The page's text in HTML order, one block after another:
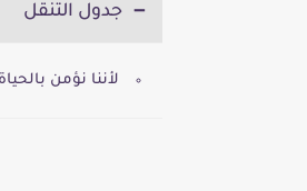
جدول التنقل
لأننا نؤمن